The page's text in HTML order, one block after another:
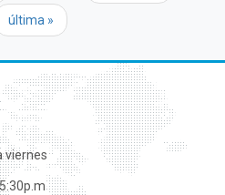
última »
viernes